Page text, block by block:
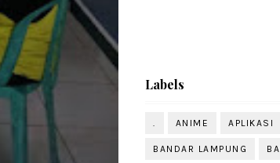
Labels
. ANIME APLIKASI
BANDAR LAMPUNG